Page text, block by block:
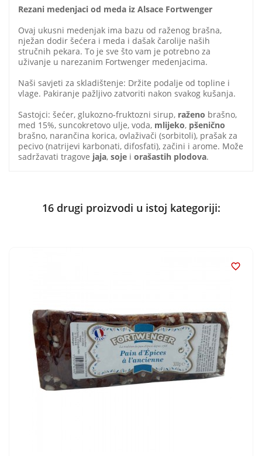
Rezani medenjaci od meda iz Alsace Fortwenger
Ovaj ukusni medenjak ima bazu od raženog brašna,
nježan dodir šećera i meda i dašak čarolije naših
stručnih pekara. To je sve što vam je potrebno za
uživanje u narezanim Fortwenger medenjacima.
Naši savjeti za skladištenje: Držite podalje od topline i
vlage. Pakiranje pažljivo zatvoriti nakon svakog kušanja.
Sastojci: šećer, glukozno-fruktozni sirup, raženo brašno,
med 15%, suncokretovo ulje, voda, mlijeko, pšenično
brašno, narančina korica, ovlaživači (sorbitoli), prašak za
pecivo (natrijevi karbonati, difosfati), začini i arome. Može
sadržavati tragove jaja, soje i orašastih plodova.
16 drugi proizvodi u istoj kategoriji:
